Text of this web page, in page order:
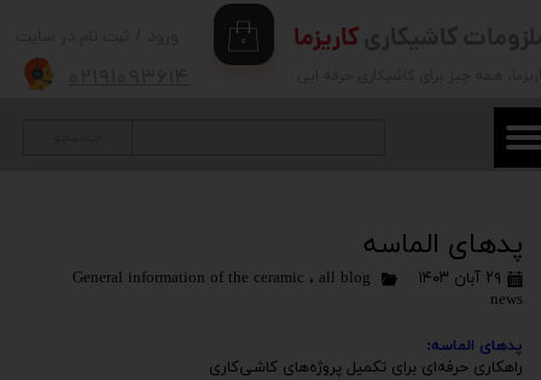
۰
تغییر گذر واژه
سفارشات
کاریزما
پدهای الماسه
۲۹ آبان ۱۴۰۳ General information of the ceramic ، all blog
news
پدهای الماسه:
راهکاری حرفه‌ای برای تکمیل پروژه‌های کاشی‌کاری